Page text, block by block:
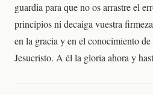
guardia para que no os arrastre el
principios ni decaiga vuestra
en la gracia y en el conocimiento
Jesucristo. A él la gloria ahora y